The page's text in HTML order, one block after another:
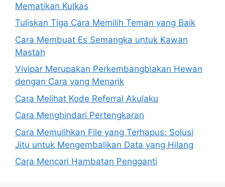
Mematikan Kulkas
Tuliskan Tiga Cara Memilih Teman yang Baik
Cara Membuat Es Semangka untuk Kawan
Mastah
Vivipar Merupakan Perkembangbiakan Hewan
dengan Cara yang Menarik
Cara Melihat Kode Referral Akulaku
Cara Menghindari Pertengkaran
Cara Memulihkan File yang Terhapus: Solusi
Jitu untuk Mengembalikan Data yang Hilang
Cara Mencari Hambatan Pengganti